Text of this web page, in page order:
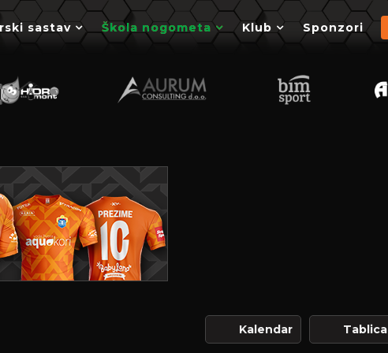
sastav Škola nogometa Klub Sponzori
Kalendar Tablica